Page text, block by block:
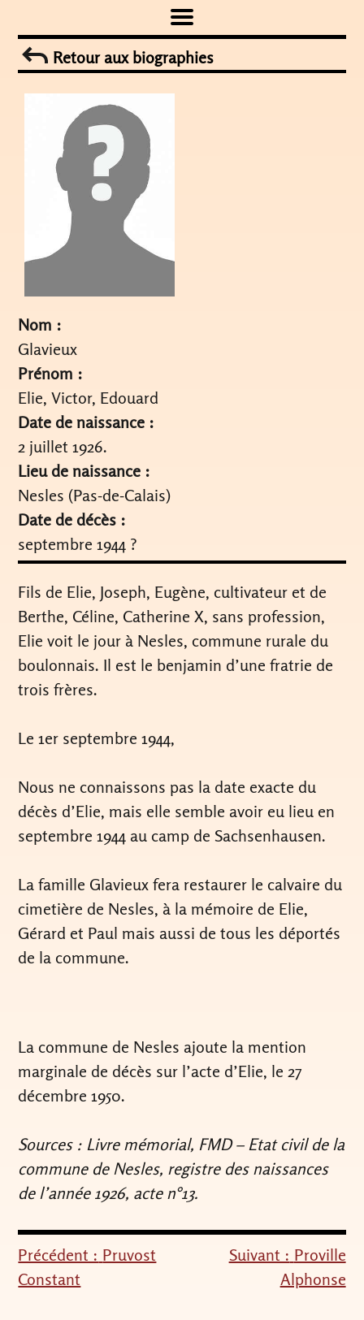
to
contentRetour aux biographies
Nom :
Glavieux
Prénom :
Elie, Victor, Edouard
Date de naissance :
2 juillet 1926.
Lieu de naissance :
Nesles (Pas-de-Calais)
Date de décès :
septembre 1944 ?
Fils de Elie, Joseph, Eugène, cultivateur et de
Berthe, Céline, Catherine X, sans profession,
Elie voit le jour à Nesles, commune rurale du
boulonnais. Il est le benjamin d’une fratrie de
trois frères.
Le 1er septembre 1944,
Nous ne connaissons pas la date exacte du
décès d’Elie, mais elle semble avoir eu lieu en
septembre 1944 au camp de Sachsenhausen.
La famille Glavieux fera restaurer le calvaire du
cimetière de Nesles, à la mémoire de Elie,
Gérard et Paul mais aussi de tous les déportés
de la commune.
La commune de Nesles ajoute la mention
marginale de décès sur l’acte d’Elie, le 27
décembre 1950.
Sources : Livre mémorial, FMD – Etat civil de la
commune de Nesles, registre des naissances
de l’année 1926, acte n°13.
Navigation
de
Précédent : Pruvost
Constant
Suivant : Proville
Alphonse